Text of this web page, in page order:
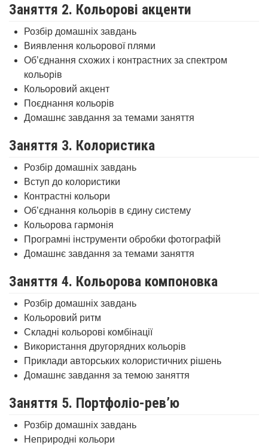
Заняття 2. Кольорові акценти
Розбір домашніх завдань
Виявлення кольорової плями
Об’єднання схожих і контрастних за спектром
кольорів
Кольоровий акцент
Поєднання кольорів
Домашнє завдання за темами заняття
Заняття 3. Колористика
Розбір домашніх завдань
Вступ до колористики
Контрастні кольори
Об’єднання кольорів в єдину систему
Кольорова гармонія
Програмні інструменти обробки фотографій
Домашнє завдання за темами заняття
Заняття 4. Кольорова компоновка
Розбір домашніх завдань
Кольоровий ритм
Складні кольорові комбінації
Використання другорядних кольорів
Приклади авторських колористичних рішень
Домашнє завдання за темою заняття
Заняття 5. Портфоліо-рев’ю
Розбір домашніх завдань
Неприродні кольори